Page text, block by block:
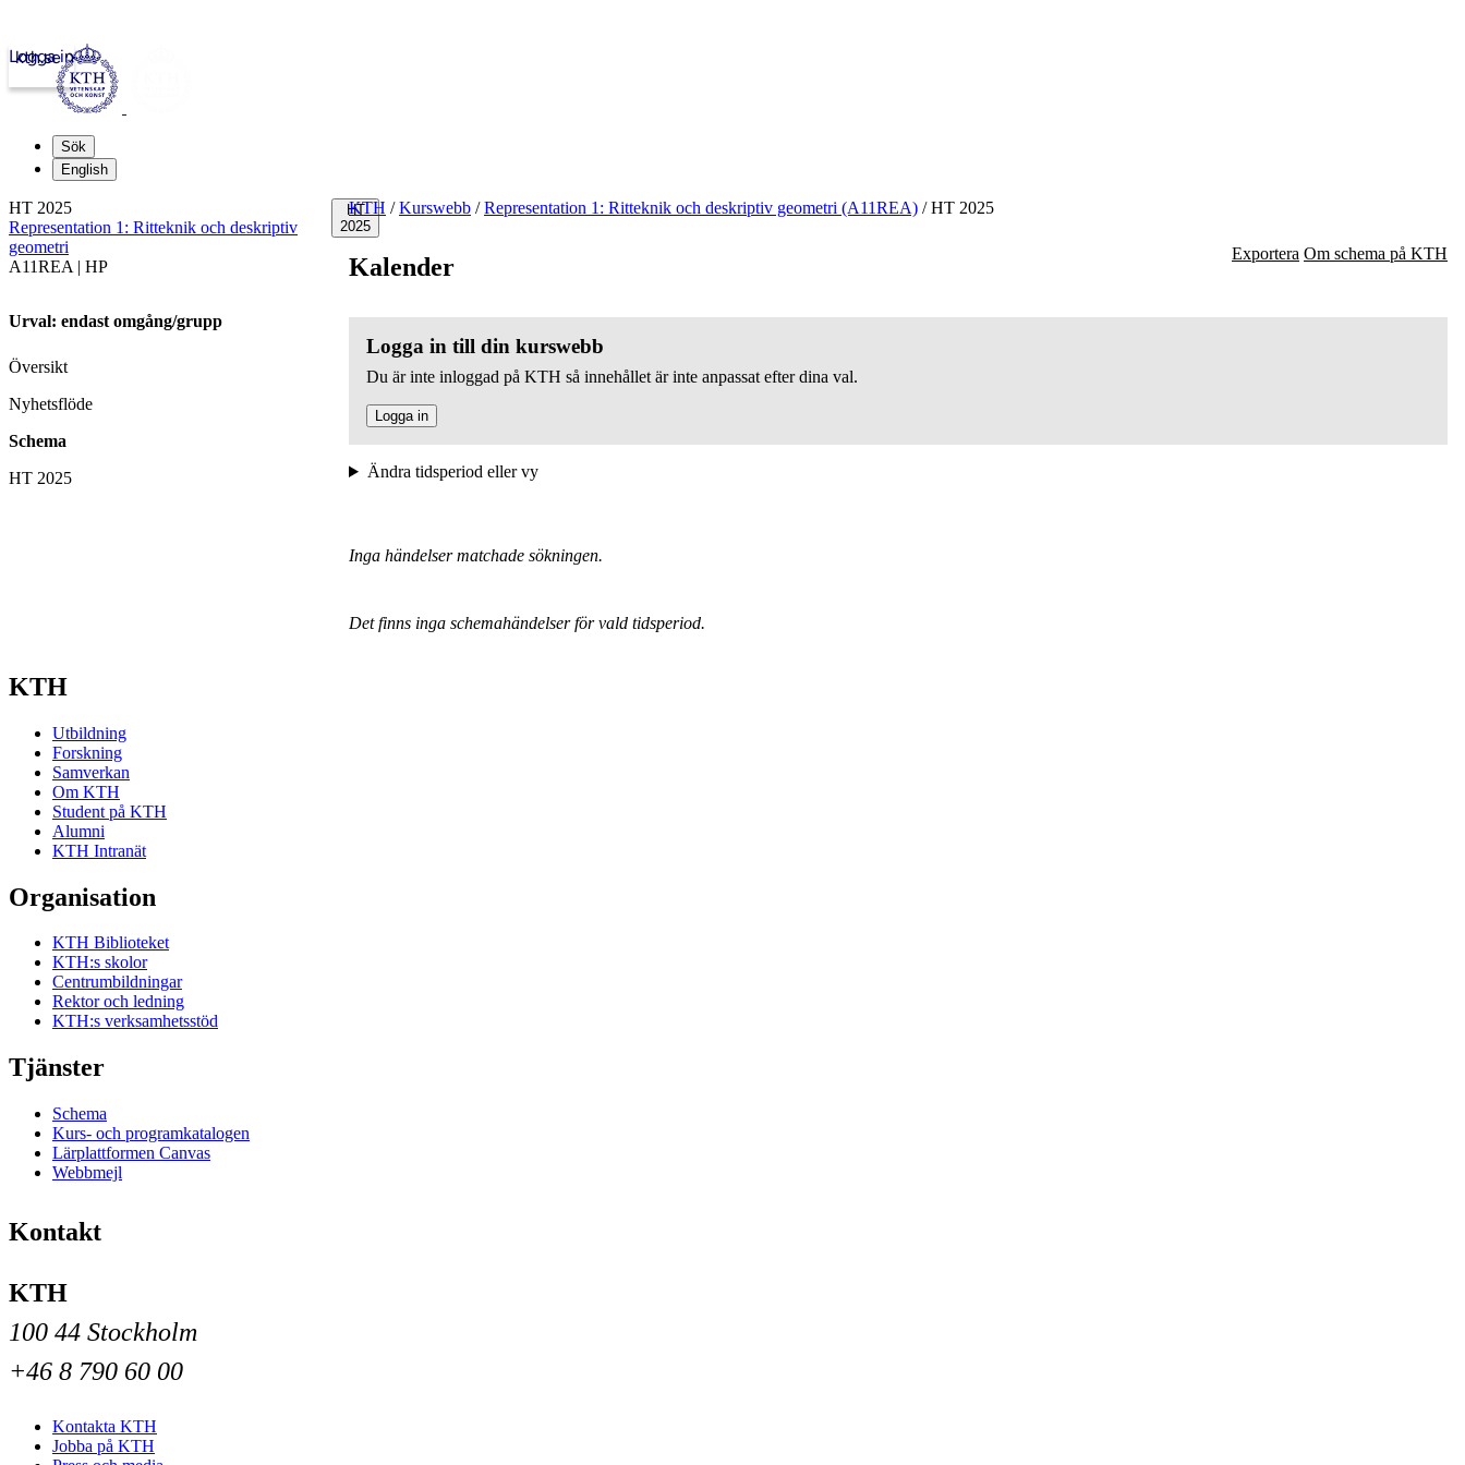
kth.se
Logga in
Sök
English
HT
2025
KTH / Kurswebb / Representation 1: Ritteknik och deskriptiv geometri (A11REA) /HT 2025
Kalender Exportera Om schema på KTH
Logga in till din kurswebb
Du är inte inloggad på KTH så innehållet är inte anpassat efter dina val.
Logga in
Ändra tidsperiod eller vy
Inga händelser matchade sökningen.
Det finns inga schemahändelser för vald tidsperiod.
HT 2025
Representation 1: Ritteknik och deskriptiv
geometri
A11REA | HP
Urval: endast omgång/grupp
Översikt
Nyhetsflöde
Schema
HT 2025
KTH
Utbildning
Forskning
Samverkan
Om KTH
Student på KTH
Alumni
KTH Intranät
Organisation
KTH Biblioteket
KTH:s skolor
Centrumbildningar
Rektor och ledning
KTH:s verksamhetsstöd
Tjänster
Schema
Kurs- och programkatalogen
Lärplattformen Canvas
Webbmejl
Kontakt
KTH
100 44 Stockholm
+46 8 790 60 00
Kontakta KTH
Jobba på KTH